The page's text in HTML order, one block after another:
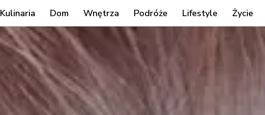
Kulinaria Dom Wnętrza Podróże Lifestyle Życie